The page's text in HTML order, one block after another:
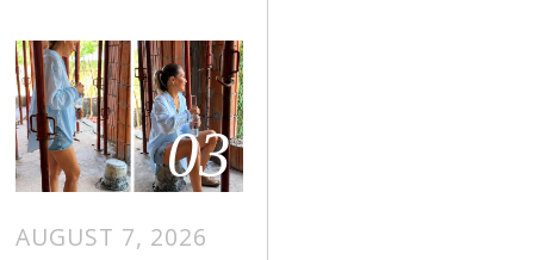
03
AUGUST 7, 2026